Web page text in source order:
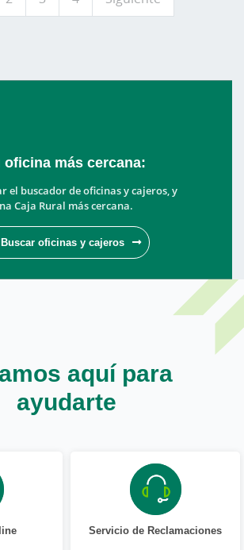
más cercana:
el buscador de oficinas y cajeros, y
Caja Rural más cercana.
Buscar oficinas y cajeros
página
aquí para
ayudarte
Servicio de Reclamaciones